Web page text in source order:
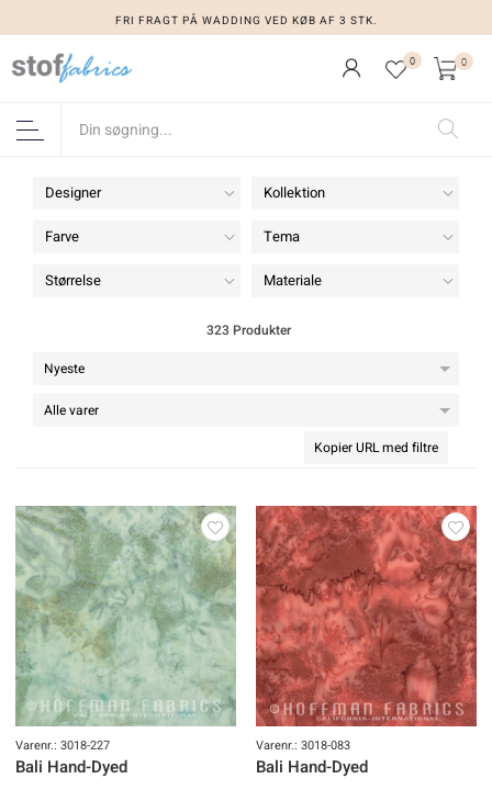
FRI FRAGT PÅ WADDING VED KØB AF 3 STK.
0 0
Designer Kollektion
Farve Tema
Størrelse Materiale
323 Produkter
Kopier URL med filtre
Varenr.: 3018-227
Bali Hand-Dyed
Varenr.: 3018-083
Bali Hand-Dyed